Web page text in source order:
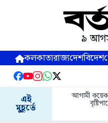
৯
কলকাতারাজ্যদেশবিদেশ
এই
মুহূর্তে
আগামী কয়েক